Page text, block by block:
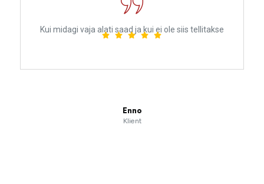
Enno
Klient
Kui midagi vaja alati saad ja kui ei ole siis tellitakse